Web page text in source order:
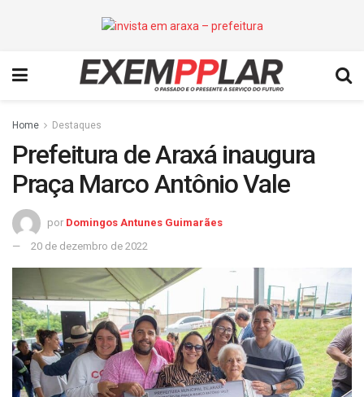
Home Destaques
Prefeitura de Araxá inaugura
Praça Marco Antônio Vale
por Domingos Antunes Guimarães
20 de dezembro de 2022